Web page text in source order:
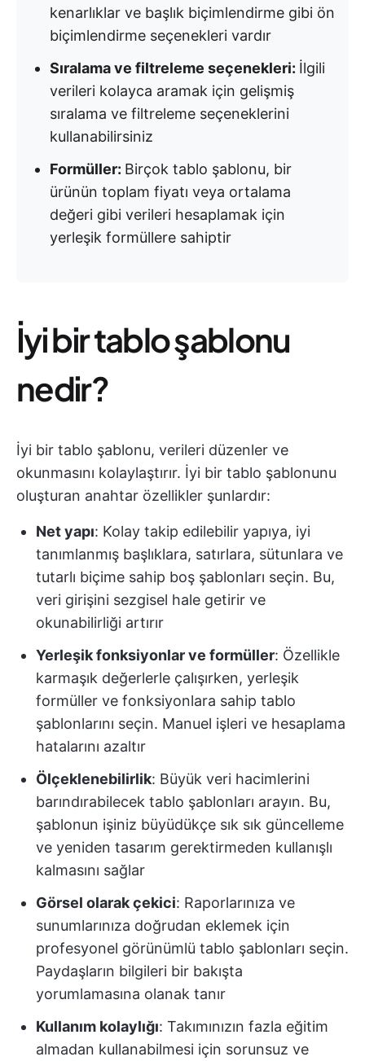
kenarlıklar ve başlık biçimlendirme gibi ön
biçimlendirme seçenekleri vardır
Sıralama ve filtreleme seçenekleri: İlgili
verileri kolayca aramak için gelişmiş
sıralama ve filtreleme seçeneklerini
kullanabilirsiniz
Formüller: Birçok tablo şablonu, bir
ürünün toplam fiyatı veya ortalama
değeri gibi verileri hesaplamak için
yerleşik formüllere sahiptir
İyi bir tablo şablonu
nedir?
İyi bir tablo şablonu, verileri düzenler ve
okunmasını kolaylaştırır. İyi bir tablo şablonunu
oluşturan anahtar özellikler şunlardır:
Net yapı: Kolay takip edilebilir yapıya, iyi
tanımlanmış başlıklara, satırlara, sütunlara ve
tutarlı biçime sahip boş şablonları seçin. Bu,
veri girişini sezgisel hale getirir ve
okunabilirliği artırır
Yerleşik fonksiyonlar ve formüller: Özellikle
karmaşık değerlerle çalışırken, yerleşik
formüller ve fonksiyonlara sahip tablo
şablonlarını seçin. Manuel işleri ve hesaplama
hatalarını azaltır
Ölçeklenebilirlik: Büyük veri hacimlerini
barındırabilecek tablo şablonları arayın. Bu,
şablonun işiniz büyüdükçe sık sık güncelleme
ve yeniden tasarım gerektirmeden kullanışlı
kalmasını sağlar
Görsel olarak çekici: Raporlarınıza ve
sunumlarınıza doğrudan eklemek için
profesyonel görünümlü tablo şablonları seçin.
Paydaşların bilgileri bir bakışta
yorumlamasına olanak tanır
Kullanım kolaylığı: Takımınızın fazla eğitim
almadan kullanabilmesi için sorunsuz ve